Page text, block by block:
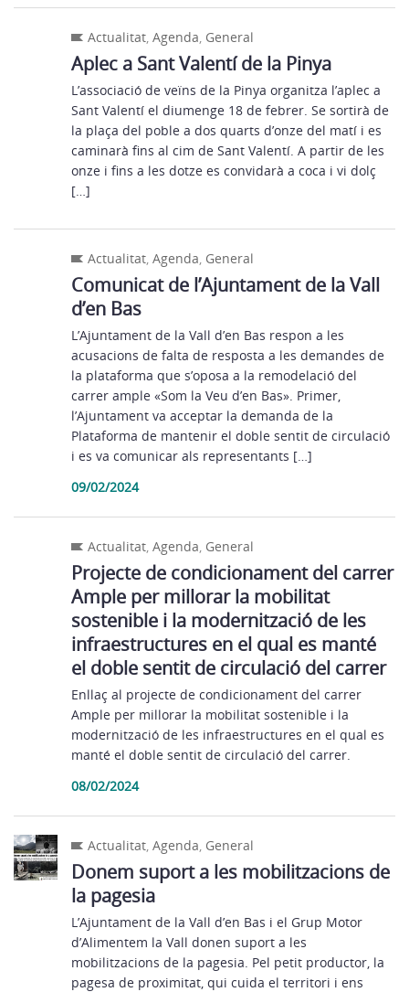
Actualitat,Agenda, General
Aplec a Sant Valentí de la Pinya
L’associació de veïns de la Pinya organitza l’aplec a
Sant Valentí el diumenge 18 de febrer. Se sortirà de
la plaça del poble a dos quarts d’onze del matí i es
caminarà fins al cim de Sant Valentí. A partir de les
onze i fins a les dotze es convidarà a coca i vi dolç
[…]
Actualitat,Agenda, General
Comunicat de l’Ajuntament de la Vall
d’en Bas
L’Ajuntament de la Vall d’en Bas respon a les
acusacions de falta de resposta a les demandes de
la plataforma que s’oposa a la remodelació del
carrer ample «Som la Veu d’en Bas». Primer,
l’Ajuntament va acceptar la demanda de la
Plataforma de mantenir el doble sentit de circulació
i es va comunicar als representants […]
09/02/2024
Actualitat,Agenda, General
Projecte de condicionament del carrer
Ample per millorar la mobilitat
sostenible i la modernització de les
infraestructures en el qual es manté
el doble sentit de circulació del carrer
Enllaç al projecte de condicionament del carrer
Ample per millorar la mobilitat sostenible i la
modernització de les infraestructures en el qual es
manté el doble sentit de circulació del carrer.
08/02/2024
Actualitat,Agenda, General
Donem suport a les mobilitzacions de
la pagesia
L’Ajuntament de la Vall d’en Bas i el Grup Motor
d’Alimentem la Vall donen suport a les
mobilitzacions de la pagesia. Pel petit productor, la
pagesa de proximitat, qui cuida el territori i ens